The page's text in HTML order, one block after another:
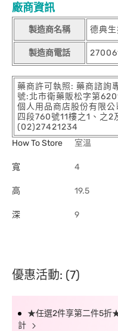
廠商資訊
製造商名稱 德典
製造商電話
藥商許可執照: 藥商諮
號:北市衛藥販松字第
個人用品商店股份有限
四段760號11樓之1、之
(02)27421234
How To Store
室溫
寬 4
高 19.5
深 9
優惠活動: (7)
★任選2件享第二件5折
計